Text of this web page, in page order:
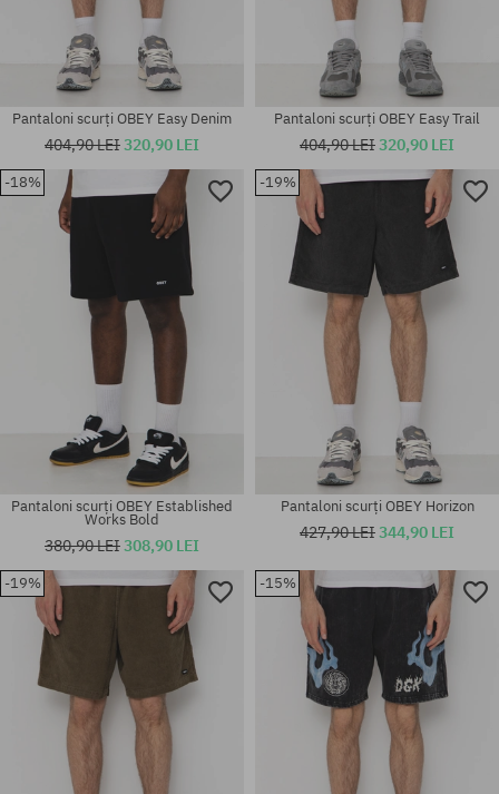
Mărimi existente:
Mărimi existente:
30; 34
Mărimi existente:
L; XL
Pantaloni scurți OBEY Easy Denim
404,90 LEI320,90 LEI
Mărimi existente:
Pantaloni scurți OBEY Easy Trail
404,90 LEI320,90 LEI
-18%
Pantaloni scurți OBEY Established
Works Bold
380,90 LEI308,90 LEI
-19%
Pantaloni scurți OBEY Horizon
427,90 LEI344,90 LEI
-19% -15%